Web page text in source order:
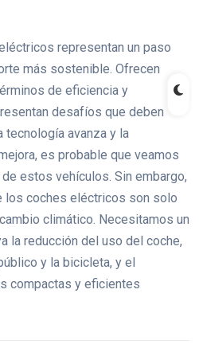
representan un paso
más sostenible. Ofrecen
de eficiencia y
desafíos que deben
tecnología avanza y la
es probable que veamos
estos vehículos. Sin embargo,
los coches eléctricos son solo
climático. Necesitamos un
la reducción del uso del coche,
y la bicicleta, y el
compactas y eficientes